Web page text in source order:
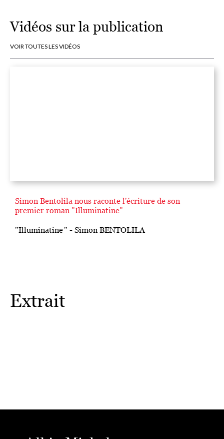
Vidéos sur la publication
VOIR TOUTES LES VIDÉOS
Simon Bentolila nous raconte l'écriture de son
premier roman "Illuminatine"
"Illuminatine " - Simon BENTOLILA
Extrait